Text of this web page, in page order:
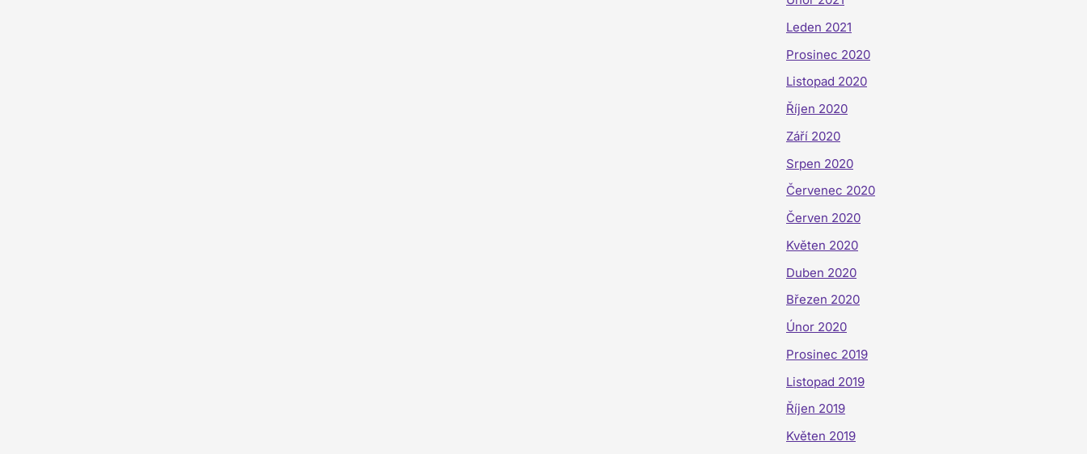
Leden 2021
Prosinec 2020
Listopad 2020
Říjen 2020
Září 2020
Srpen 2020
Červenec 2020
Červen 2020
Květen 2020
Duben 2020
Březen 2020
Únor 2020
Prosinec 2019
Listopad 2019
Říjen 2019
Květen 2019